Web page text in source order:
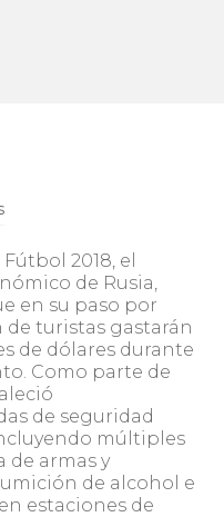
2018, el
de Rusia,
en su paso por
de turistas gastarán
de dólares durante
Como parte de
de seguridad
múltiples
de armas y
de alcohol e
estaciones de